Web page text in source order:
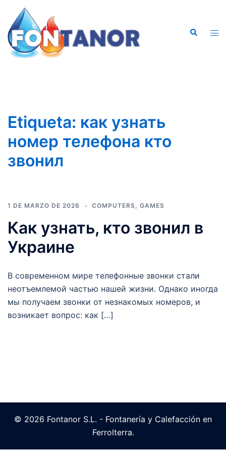
contenido
Buscar
Etiqueta: как узнать
номер телефона кто
звонил
1 DE MARZO DE 2026 COMPUTERS, GAMES
Как узнать, кто звонил в
Украине
В современном мире телефонные звонки стали
неотъемлемой частью нашей жизни. Однако иногда
мы получаем звонки от незнакомых номеров, и
возникает вопрос: как […]
© 2026 Fontanor S.L. - Fontanería y Calefacción en
Ferrolterra.